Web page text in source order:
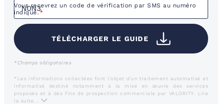
Vous recevrez un code de vérification par SMS au numéro
indiqué.
TÉLÉCHARGER LE GUIDE
*Champs obligatoires
*Les informations collectées font l'objet d'un traitement automatisé et
informatisé destiné notamment à la mise en œuvre des services
proposés et à des fins de prospection commerciale par VALORITY. Lire
la suite...